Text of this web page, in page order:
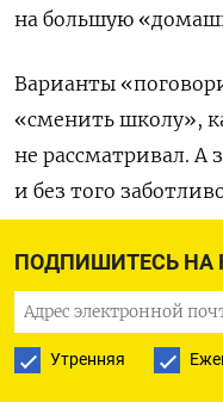
ПОДПИШИТЕСЬ НА
Утренняя
на большую
Варианты
«сменить школу»,
не рассматривал. А
и без того
Сергей Чернышов
сотрудник